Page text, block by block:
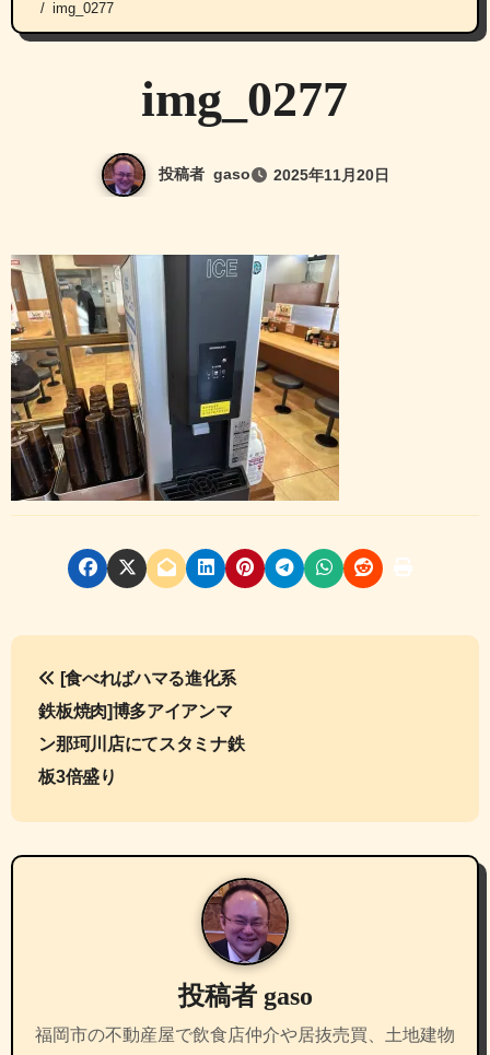
img_0277
img_0277
投稿者 gaso 2025年11月20日
投
稿
ナ
ビ
ゲ
[食べればハマる進化系
鉄板焼肉]博多アイアンマ
ン那珂川店にてスタミナ鉄
板3倍盛り
投稿者 gaso
福岡市の不動産屋で飲食店仲介や居抜売買、土地建物